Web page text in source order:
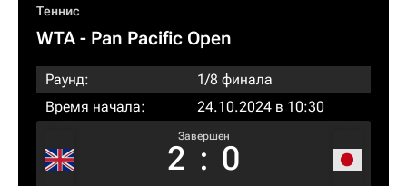
Теннис
WTA- Pan Pacific Open
Раунд:
1/8 финала
Время начала:
24.10.2024 в 10:30
Завершен
2 : 0